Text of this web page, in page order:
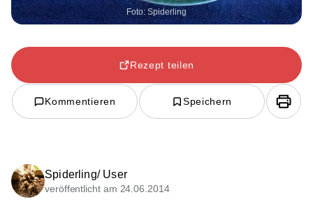
Foto: Spiderling
Rezept teilen
Kommentieren Speichern
Spiderling/ User
veröffentlicht am 24.06.2014